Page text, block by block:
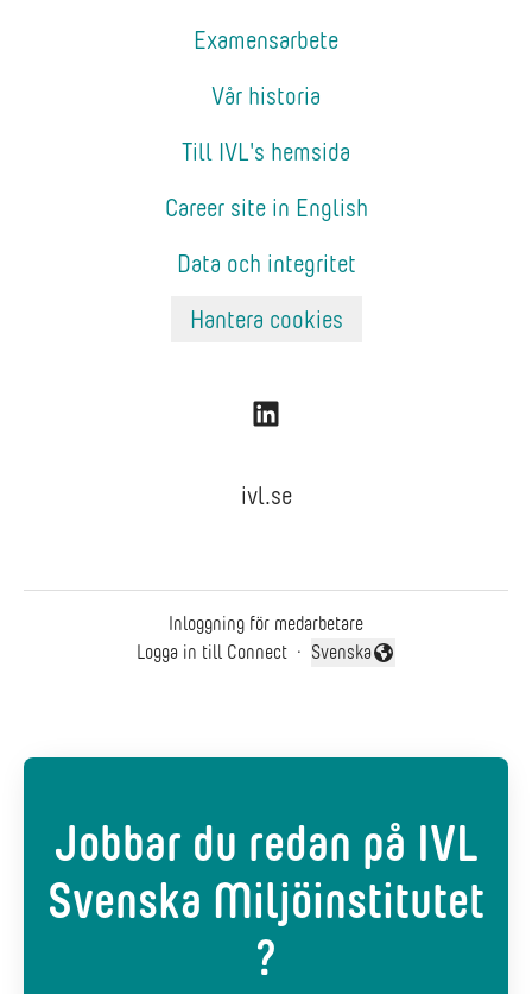
Examensarbete
Vår historia
Till IVL's hemsida
Career site in English
Data och integritet
Hantera cookies
ivl.se
Inloggning för medarbetare
Logga in till Connect ·
Byt språk
Svenska
Jobbar du redan på IVL
Svenska Miljöinstitutet
?